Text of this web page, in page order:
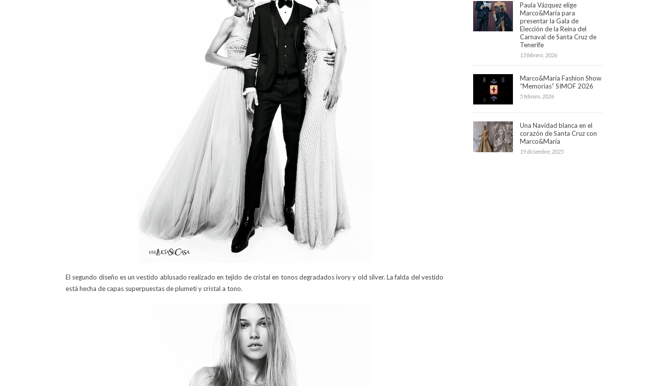
El segundo diseño es un vestido ablusado realizado en tejido de cristal en tonos degradados ivory y old silver. La falda del vestido
está hecha de capas superpuestas de plumeti y cristal a tono.
Paula Vázquez elige
Marco&María para
presentar la Gala de
Elección de la Reina del
Carnaval de Santa Cruz de
Tenerife
13 febrero, 2026
Marco&María Fashion Show
“Memorias” SIMOF 2026
5 febrero, 2026
Una Navidad blanca en el
corazón de Santa Cruz con
Marco&María
19 diciembre, 2025